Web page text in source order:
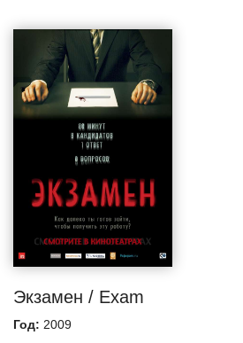
Экзамен / Exam
Год: 2009